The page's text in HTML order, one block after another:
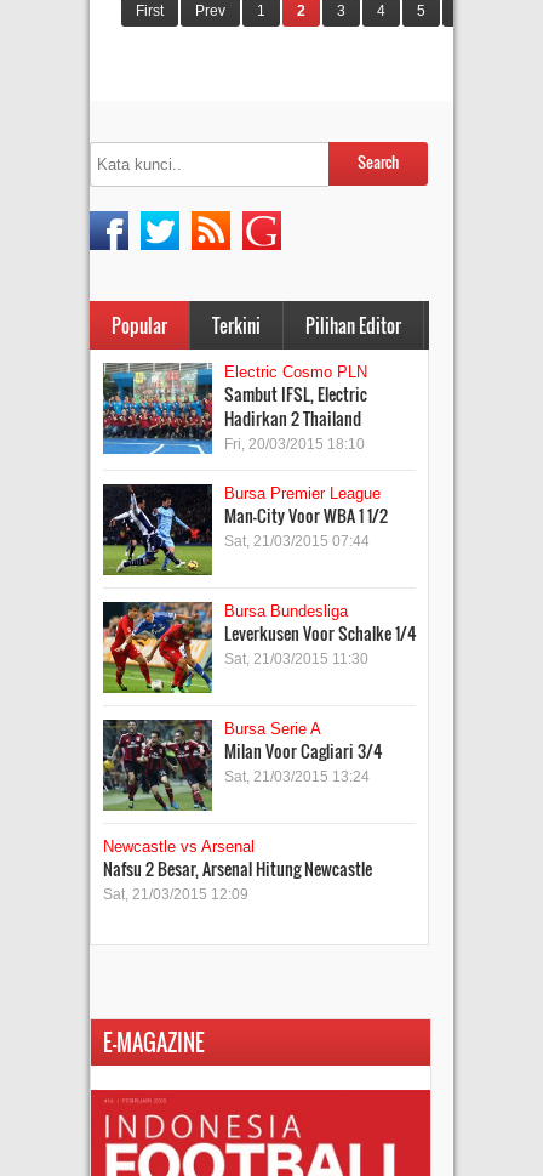
First Prev 1 2 3 4 5
Popular Terkini Pilihan Editor
Electric Cosmo PLN
Sambut IFSL, Electric
Hadirkan 2 Thailand
Fri, 20/03/2015 18:10
Bursa Premier League
Man-City Voor WBA 1 1/2
Sat, 21/03/2015 07:44
Bursa Bundesliga
Leverkusen Voor Schalke 1/4
Sat, 21/03/2015 11:30
Bursa Serie A
Milan Voor Cagliari 3/4
Sat, 21/03/2015 13:24
Newcastle vs Arsenal
Nafsu 2 Besar, Arsenal Hitung Newcastle
Sat, 21/03/2015 12:09
E-MAGAZINE